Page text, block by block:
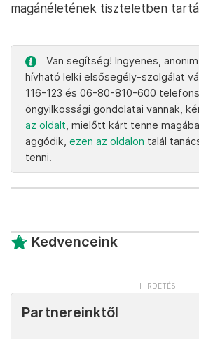
magánéletének tiszteletben
Van segítség! Ingyenes,
hívható lelki elsősegély-szolgálat
116-123 és 06-80-810-600
öngyilkossági gondolatai vannak,
az oldalt , mielőtt kárt tenne
aggódik, ezen az oldalon talál
tenni.
Kedvenceink
Partnereinktől